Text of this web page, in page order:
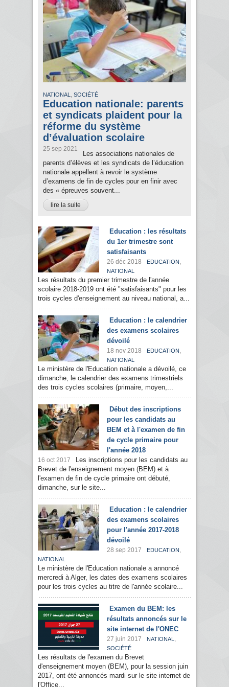
NATIONAL , SOCIÉTÉ
Education nationale: parents
et syndicats plaident pour la
réforme du système
d’évaluation scolaire
25 sep 2021
Les associations nationales de
parents d’élèves et les syndicats de l’éducation
nationale appellent à revoir le système
d’examens de fin de cycles pour en finir avec
des « épreuves souvent...
lire la suite
Education : les résultats
du 1er trimestre sont
satisfaisants
26 déc 2018 EDUCATION ,
NATIONAL
Les résultats du premier trimestre de l'année
scolaire 2018-2019 ont été "satisfaisants" pour les
trois cycles d'enseignement au niveau national, a...
Education : le calendrier
des examens scolaires
dévoilé
18 nov 2018 EDUCATION ,
NATIONAL
Le ministère de l'Education nationale a dévoilé, ce
dimanche, le calendrier des examens trimestriels
des trois cycles scolaires (primaire, moyen,...
Début des inscriptions
pour les candidats au
BEM et à l'examen de fin
de cycle primaire pour
l'année 2018
16 oct 2017
Les inscriptions pour les candidats au
Brevet de l'enseignement moyen (BEM) et à
l'examen de fin de cycle primaire ont débuté,
dimanche, sur le site...
Education : le calendrier
des examens scolaires
pour l'année 2017-2018
dévoilé
28 sep 2017 EDUCATION ,
NATIONAL
Le ministère de l'Education nationale a annoncé
mercredi à Alger, les dates des examens scolaires
pour les trois cycles au titre de l'année scolaire...
Examen du BEM: les
résultats annoncés sur le
site internet de l'ONEC
27 juin 2017 NATIONAL ,
SOCIÉTÉ
Les résultats de l'examen du Brevet
d'enseignement moyen (BEM), pour la session juin
2017, ont été annoncés mardi sur le site internet de
l'Office...